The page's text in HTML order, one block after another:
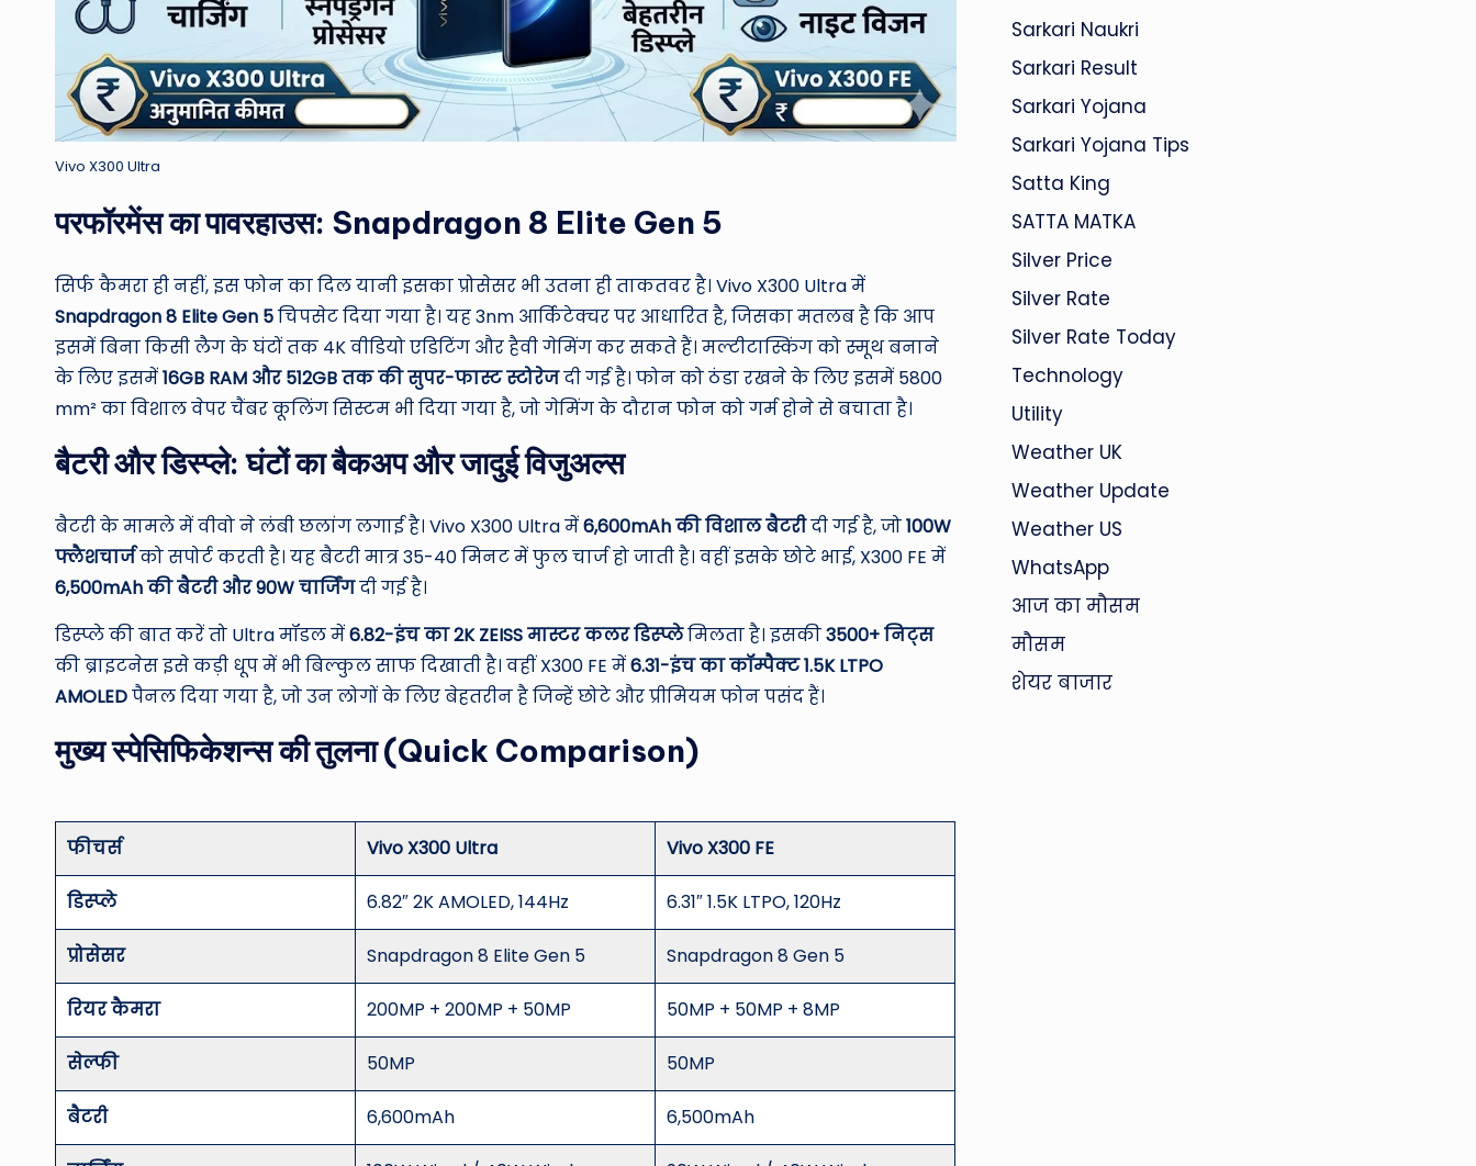
Vivo X300 Ultra
परफॉरमेंस का पावरहाउस: Snapdragon 8 Elite Gen 5
सिर्फ कैमरा ही नहीं, इस फोन का दिल यानी इसका प्रोसेसर भी उतना ही ताकतवर है। Vivo X300 Ultra में
Snapdragon 8 Elite Gen 5चिपसेट दिया गया है। यह 3nm आर्किटेक्चर पर आधारित है, जिसका मतलब है कि आप
इसमें बिना किसी लैग के घंटों तक 4K वीडियो एडिटिंग और हैवी गेमिंग कर सकते हैं। मल्टीटास्किंग को स्मूथ बनाने
के लिए इसमें16GB RAM और 512GB तक की सुपर-फास्ट स्टोरेजदी गई है। फोन को ठंडा रखने के लिए इसमें 5800
mm² का विशाल वेपर चैंबर कूलिंग सिस्टम भी दिया गया है, जो गेमिंग के दौरान फोन को गर्म होने से बचाता है।
बैटरी और डिस्प्ले: घंटों का बैकअप और जादुई विजुअल्स
बैटरी के मामले में वीवो ने लंबी छलांग लगाई है। Vivo X300 Ultra में6,600mAh की विशाल बैटरीदी गई है, जो100W
फ्लैशचार्जको सपोर्ट करती है। यह बैटरी मात्र 35-40 मिनट में फुल चार्ज हो जाती है। वहीं इसके छोटे भाई, X300 FE में
6,500mAh की बैटरी और 90W चार्जिंगदी गई है।
डिस्प्ले की बात करें तो Ultra मॉडल में6.82-इंच का 2K ZEISS मास्टर कलर डिस्प्लेमिलता है। इसकी3500+ निट्स
की ब्राइटनेस इसे कड़ी धूप में भी बिल्कुल साफ दिखाती है। वहीं X300 FE में6.31-इंच का कॉम्पैक्ट 1.5K LTPO
AMOLEDपैनल दिया गया है, जो उन लोगों के लिए बेहतरीन है जिन्हें छोटे और प्रीमियम फोन पसंद हैं।
मुख्य स्पेसिफिकेशन्स की तुलना (Quick Comparison)
फीचर्स Vivo X300 Ultra Vivo X300 FE
डिस्प्ले 6.82″ 2K AMOLED, 144Hz 6.31″ 1.5K LTPO, 120Hz
प्रोसेसर Snapdragon 8 Elite Gen 5 Snapdragon 8 Gen 5
रियर कैमरा 200MP + 200MP + 50MP 50MP + 50MP + 8MP
सेल्फी 50MP 50MP
बैटरी 6,600mAh 6,500mAh
Sarkari Naukri
Sarkari Result
Sarkari Yojana
Sarkari Yojana Tips
Satta King
SATTA MATKA
Silver Price
Silver Rate
Silver Rate Today
Technology
Utility
Weather UK
Weather Update
Weather US
WhatsApp
आज का मौसम
मौसम
शेयर बाजार